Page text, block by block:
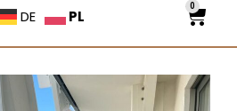
DE PL
0